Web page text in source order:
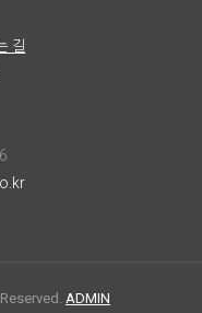
길
ADMIN